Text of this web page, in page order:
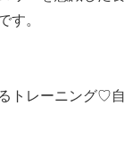
す。
トレーニング♡自